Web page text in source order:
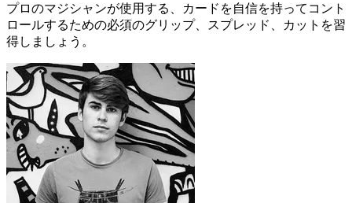
プロのマジシャンが使用する、カードを自信を持ってコント
ロールするための必須のグリップ、スプレッド、カットを習
得しましょう。